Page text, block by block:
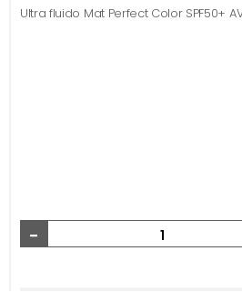
Ultra fluido Mat Perfect Color SPF50+
-